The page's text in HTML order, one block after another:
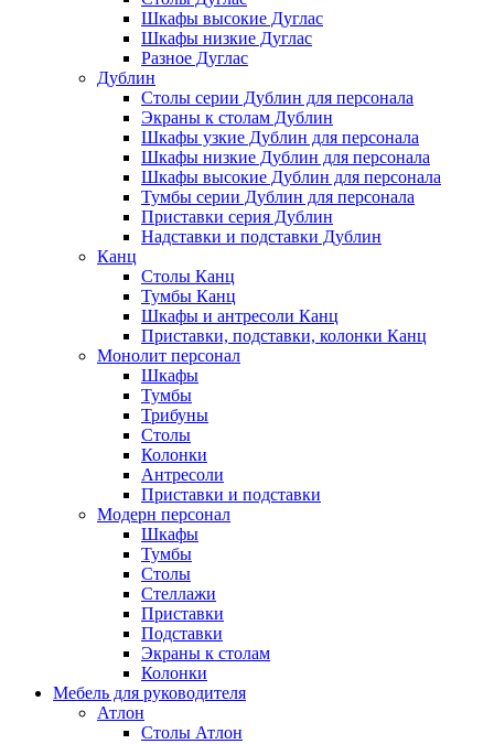
Шкафы высокие Дуглас
Шкафы низкие Дуглас
Разное Дуглас
Дублин
Столы серии Дублин для персонала
Экраны к столам Дублин
Шкафы узкие Дублин для персонала
Шкафы низкие Дублин для персонала
Шкафы высокие Дублин для персонала
Тумбы серии Дублин для персонала
Приставки серия Дублин
Надставки и подставки Дублин
Канц
Столы Канц
Тумбы Канц
Шкафы и антресоли Канц
Приставки, подставки, колонки Канц
Монолит персонал
Шкафы
Тумбы
Трибуны
Столы
Колонки
Антресоли
Приставки и подставки
Модерн персонал
Шкафы
Тумбы
Столы
Стеллажи
Приставки
Подставки
Экраны к столам
Колонки
Мебель для руководителя
Атлон
Столы Атлон